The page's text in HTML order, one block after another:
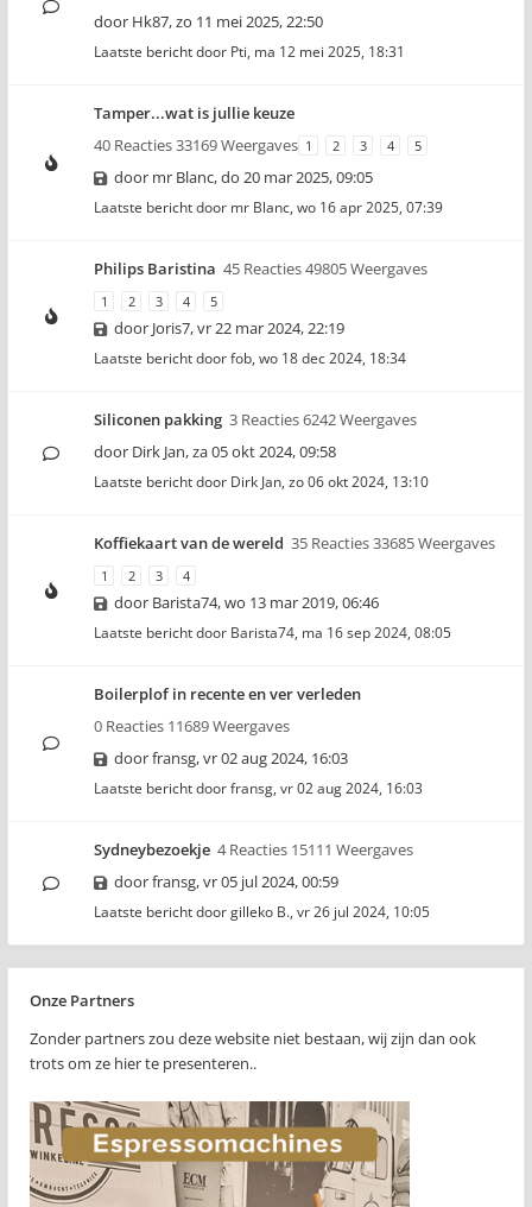
door Hk87,zo 11 mei 2025, 22:50
Laatste bericht door Pti, ma 12 mei 2025, 18:31
Tamper...wat is jullie keuze
40 Reacties 33169 Weergaves 1 2 3 4 5
door mr Blanc,do 20 mar 2025, 09:05
Laatste bericht door mr Blanc, wo 16 apr 2025, 07:39
Philips Baristina 45 Reacties 49805 Weergaves
1 2 3 4 5
door Joris7,vr 22 mar 2024, 22:19
Laatste bericht doorfob, wo 18 dec 2024, 18:34
Siliconen pakking 3 Reacties 6242 Weergaves
door Dirk Jan,za 05 okt 2024, 09:58
Laatste bericht door Dirk Jan, zo 06 okt 2024, 13:10
Koffiekaart van de wereld 35 Reacties 33685 Weergaves
1 2 3 4
door Barista74,wo 13 mar 2019, 06:46
Laatste bericht door Barista74, ma 16 sep 2024, 08:05
Boilerplof in recente en ver verleden
0 Reacties 11689 Weergaves
doorfransg,vr 02 aug 2024, 16:03
Laatste bericht doorfransg, vr 02 aug 2024, 16:03
Sydneybezoekje 4 Reacties 15111 Weergaves
doorfransg,vr 05 jul 2024, 00:59
Laatste bericht doorgilleko B., vr 26 jul 2024, 10:05
Onze Partners
Zonder partners zou deze website niet bestaan, wij zijn dan ook
trots om ze hier te presenteren..